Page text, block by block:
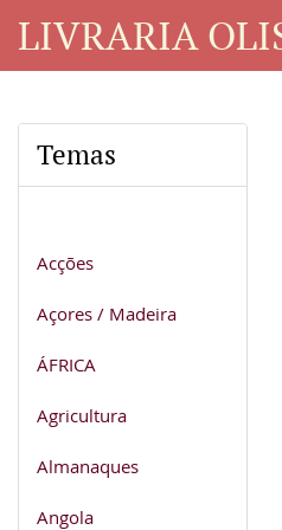
LIVRARIA
Temas
Acções
Açores / Madeira
ÁFRICA
Agricultura
Almanaques
Angola